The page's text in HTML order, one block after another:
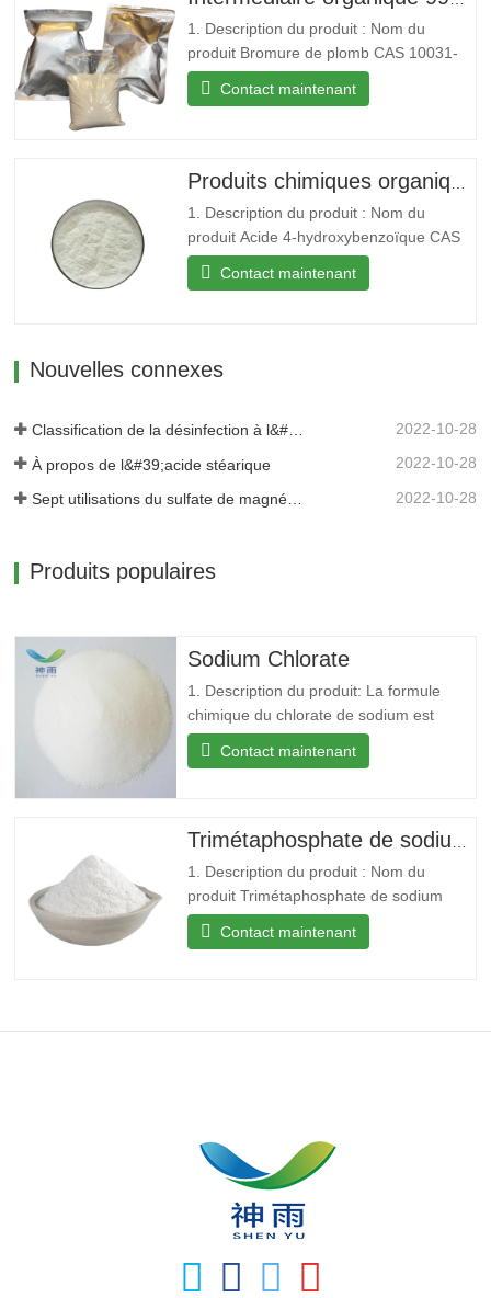
1. Description du produit : Nom du
produit Bromure de plomb CAS 10031-
22-8 Mf Br2Pb Mw 367.01 EINECS 233-
084-4 Point de fusion 371 °C (lit.) Point
Soluble dans l’…
Contact maintenant
1. Description du produit : Nom du
produit Acide 4-hydroxybenzoïque CAS
99-96-7 Mf C7H6O3 Mw 138.12 EINECS
202-804-9 Point de fusion 213-217 °C
Contact maintenant
Nouvelles connexes
Classification de la désinfection à l&#39;alcool 2022-10-28
À propos de l&#39;acide stéarique 2022-10-28
2022-10-28
Produits populaires
Sodium Chlorate
1. Description du produit: La formule
chimique du chlorate de sodium est
NaClO3 avec un poids moléculaire relatif
de 106,44. Cristaux équiaxes blancs ou
l’éthanol. Forte oxydation en solution
Contact maintenant
1. Description du produit : Nom du
produit Trimétaphosphate de sodium
CAS 7785-84-4 MF 3Na.O9P3 MW
305.88 EINECS 232-088-3 Point de
Contact maintenant